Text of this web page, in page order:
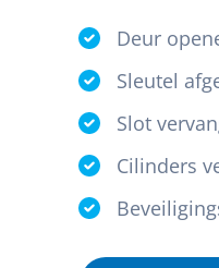
Deur
Sleutel
Slot
Cilinders